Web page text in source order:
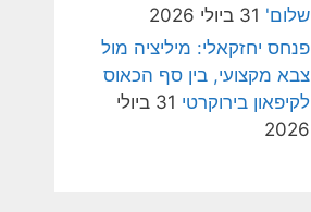
שלום' 31 ביולי 2026
פנחס יחזקאלי: מיליציה מול
צבא מקצועי, בין סף הכאוס
לקיפאון בירוקרטי
31 ביולי
2026